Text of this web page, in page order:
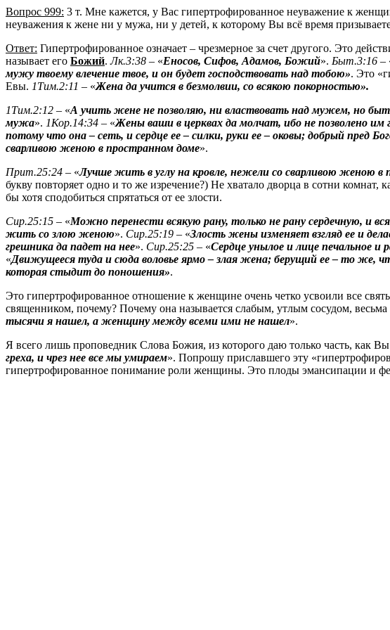
Вопрос 999: 3 т. Мне кажется, у Вас гипертрофированное неуважение к
неуважения к жене ни у мужа, ни у детей, к которому Вы всё время
Ответ: Гипертрофированное означает – чрезмерное за счет другого. Это
называет его Божий.Лк.3:38 – «Еносов, Сифов, Адамов, Божий». Быт.3:16 –
мужу твоему влечение твое, и он будет господствовать над тобою». Это
Евы. 1Тим.2:11 – «Жена да учится в безмолвии, со всякою покорностью».
1Тим.2:12 – «А учить жене не позволяю, ни властвовать над мужем, но
мужа». 1Кор.14:34 – «Жены ваши в церквах да молчат, ибо не позволено им
потому что она – сеть, и сердце ее – силки, руки ее – оковы; добрый пред
сварливою женою в пространном доме».
Прит.25:24 – «Лучше жить в углу на кровле, нежели со сварливою женою в
букву повторяет одно и то же изречение?) Не хватало дворца в сотни
бы хотя сподобиться спрятаться от ее злости.
Сир.25:15 – «Можно перенести всякую рану, только не рану сердечную, и
жить со злою женою». Сир.25:19 – «Злость жены изменяет взгляд ее и
грешника да падет на нее». Сир.25:25 – «Сердце унылое и лице печальное и
«Движущееся туда и сюда воловье ярмо – злая жена; берущий ее – то же,
которая стыдит до поношения».
Это гипертрофированное отношение к женщине очень четко усвоили все
священником, почему? Почему она называется слабым, утлым сосудом, весьма
тысячи я нашел, а женщину между всеми ими не нашел».
Я всего лишь проповедник Слова Божия, из которого даю только часть, как
греха, и чрез нее все мы умираем». Попрошу приславшего эту
гипертрофированное понимание роли женщины. Это плоды эмансипации и